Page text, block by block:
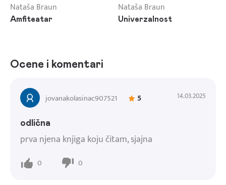
Nataša Braun
Amfiteatar
Nataša Braun
Univerzalnost
Ocene i komentari
jovanakolasinac907521 5 14.03.2025
odlična
prva njena knjiga koju čitam, sjajna
0 0